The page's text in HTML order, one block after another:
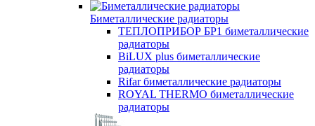
Биметаллические радиаторы
ТЕПЛОПРИБОР БР1 биметаллические
радиаторы
BiLUX plus биметаллические
радиаторы
Rifar биметаллические радиаторы
ROYAL THERMO биметаллические
радиаторы